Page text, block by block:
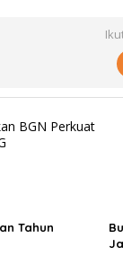
BGN Perkuat
Tahun